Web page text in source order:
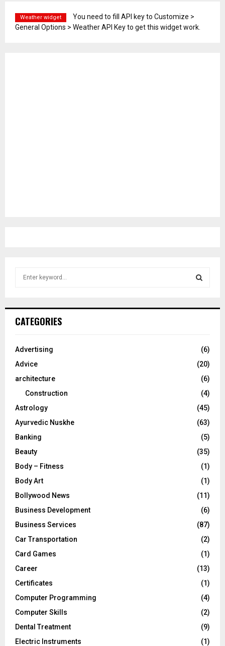
Weather widget
You need to fill API key to Customize >
General Options > Weather API Key to get this widget work.
h
o
:
CATEGORIES
Advertising
(6)
Advice
(20)
architecture
(6)
Construction
(4)
Astrology
(45)
Ayurvedic Nuskhe
(63)
Banking
(5)
Beauty
(35)
Body – Fitness
(1)
Body Art
(1)
Bollywood News
(11)
Business Development
(6)
Business Services
(87)
Car Transportation
(2)
Card Games
(1)
Career
(13)
Certificates
(1)
Computer Programming
(4)
Computer Skills
(2)
Dental Treatment
(9)
Electric Instruments
(1)